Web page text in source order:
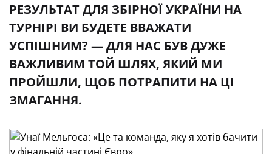
РЕЗУЛЬТАТ ДЛЯ ЗБІРНОЇ УКРАЇНИ НА
ТУРНІРІ ВИ БУДЕТЕ ВВАЖАТИ
УСПІШНИМ? — ДЛЯ НАС БУВ ДУЖЕ
ВАЖЛИВИМ ТОЙ ШЛЯХ, ЯКИЙ МИ
ПРОЙШЛИ, ЩОБ ПОТРАПИТИ НА ЦІ
ЗМАГАННЯ.